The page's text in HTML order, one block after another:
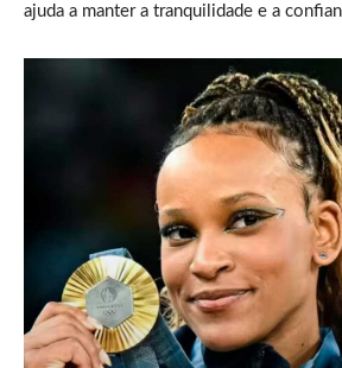
ajuda a manter a tranquilidade e a